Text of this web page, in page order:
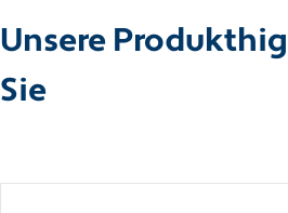
Unsere
Sie